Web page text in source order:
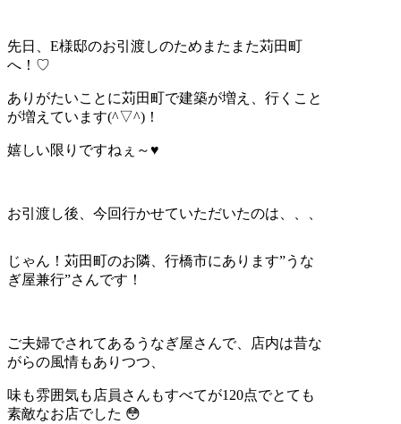
先日、E様邸のお引渡しのためまたまた苅田町
へ！♡
ありがたいことに苅田町で建築が増え、行くこと
が増えています(^▽^)！
嬉しい限りですねぇ～♥
お引渡し後、今回行かせていただいたのは、、、
じゃん！苅田町のお隣、行橋市にあります”うな
ぎ屋兼行”さんです！
ご夫婦でされてあるうなぎ屋さんで、店内は昔な
がらの風情もありつつ、
味も雰囲気も店員さんもすべてが120点でとても
素敵なお店でした 😳